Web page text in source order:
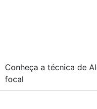
Conheça a técnica de
focal